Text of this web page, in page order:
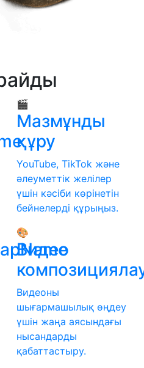
🎬
Мазмұнды
құру
YouTube, TikTok және
әлеуметтік желілер
үшін кәсіби көрінетін
бейнелерді құрыңыз.
🎨
Видео
Видеоны
шығармашылық өңдеу
үшін жаңа аясындағы
нысандарды
қабаттастыру.